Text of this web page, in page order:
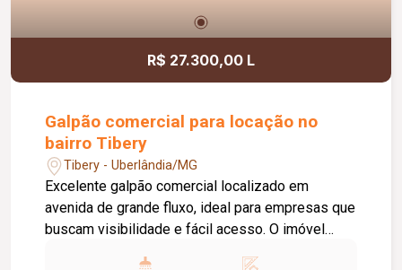
R$ 27.300,00 L
Galpão comercial para locação no
bairro Tibery
Tibery - Uberlândia/MG
Excelente galpão comercial localizado em
avenida de grande fluxo, ideal para empresas que
buscam visibilidade e fácil acesso. O imóvel